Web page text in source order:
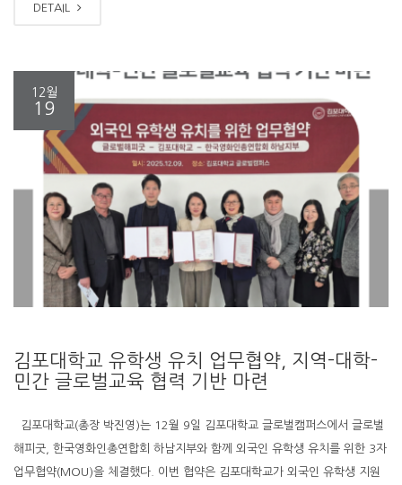
DETAIL
12월
19
김포대학교 유학생 유치 업무협약, 지역-대학-
민간 글로벌교육 협력 기반 마련
김포대학교(총장 박진영)는 12월 9일 김포대학교 글로벌캠퍼스에서 글로벌
해피굿, 한국영화인총연합회 하남지부와 함께 외국인 유학생 유치를 위한 3자
업무협약(MOU)을 체결했다. 이번 협약은 김포대학교가 외국인 유학생 지원